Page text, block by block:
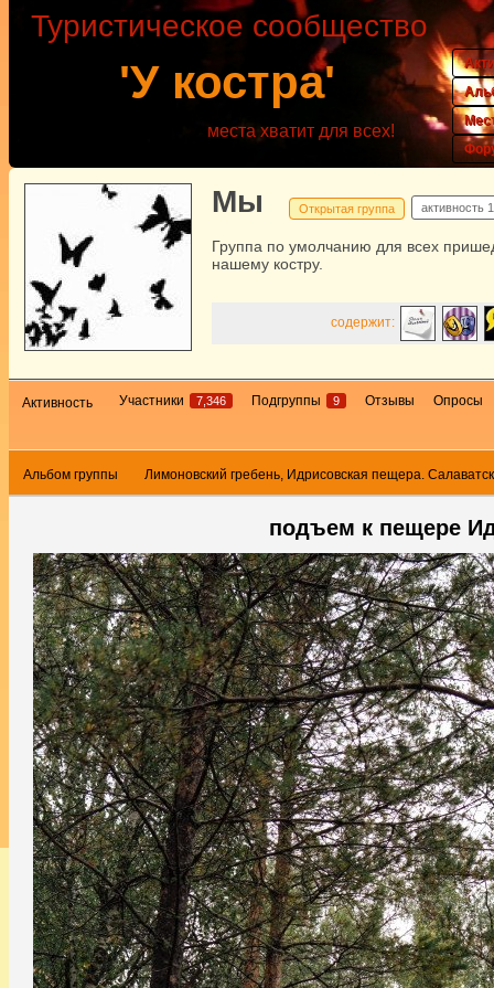
'У костра'
Туристическое сообщество
места хватит для всех!
Мы Открытая группа активность
Группа по умолчанию для всех
нашему костру.
содержит:
Активность Участники 7,346 Подгруппы 9 Отзывы Опросы
Альбом группы Лимоновский гребень, Идрисовская пещера.
подъем к пещере